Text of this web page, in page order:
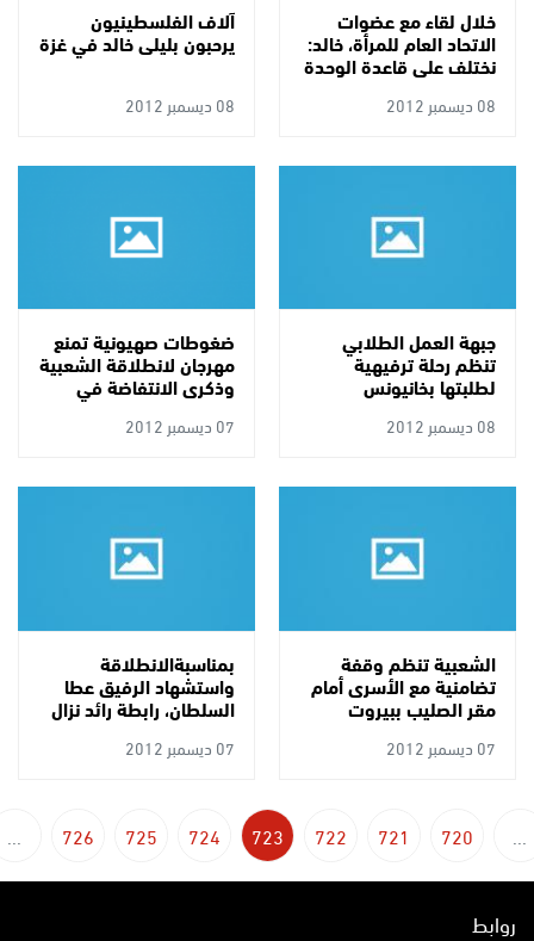
خلال لقاء مع عضوات
الاتحاد العام للمرأة، خالد:
نختلف على قاعدة الوحدة
08 ديسمبر 2012
آلاف الفلسطينيون
يرحبون بليلى خالد في غزة
08 ديسمبر 2012
جبهة العمل الطلابي
تنظم رحلة ترفيهية
لطلبتها بخانيونس
08 ديسمبر 2012
ضغوطات صهيونية تمنع
مهرجان لانطلاقة الشعبية
وذكرى الانتفاضة في
تولوز بفرنسا
07 ديسمبر 2012
الشعبية تنظم وقفة
تضامنية مع الأسرى أمام
مقر الصليب ببيروت
07 ديسمبر 2012
بمناسبةالانطلاقة
واستشهاد الرفيق عطا
السلطان، رابطة رائد نزال
تنظم حفل كروي07 ديسمبر 2012
...
720
721
722
723
724
725
726
...
روابط